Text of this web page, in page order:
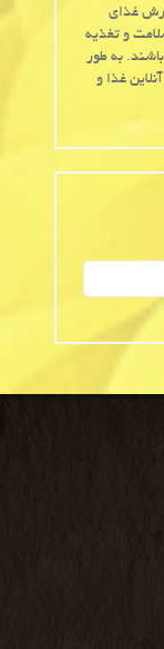
غذای
و تغذیه
به طور
غذا و